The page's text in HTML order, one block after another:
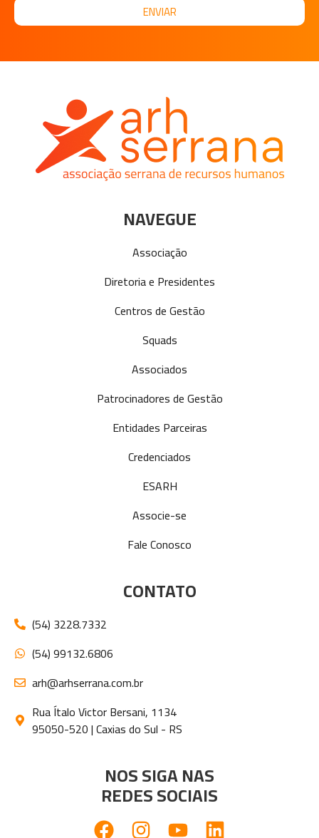
ENVIAR
NAVEGUE
Associação
Diretoria e Presidentes
Centros de Gestão
Squads
Associados
Patrocinadores de Gestão
Entidades Parceiras
Credenciados
ESARH
Associe-se
Fale Conosco
CONTATO
(54) 3228.7332
(54) 99132.6806
arh@arhserrana.com.br
Rua Ítalo Victor Bersani, 1134
95050-520 | Caxias do Sul - RS
NOS SIGA NAS
REDES SOCIAIS